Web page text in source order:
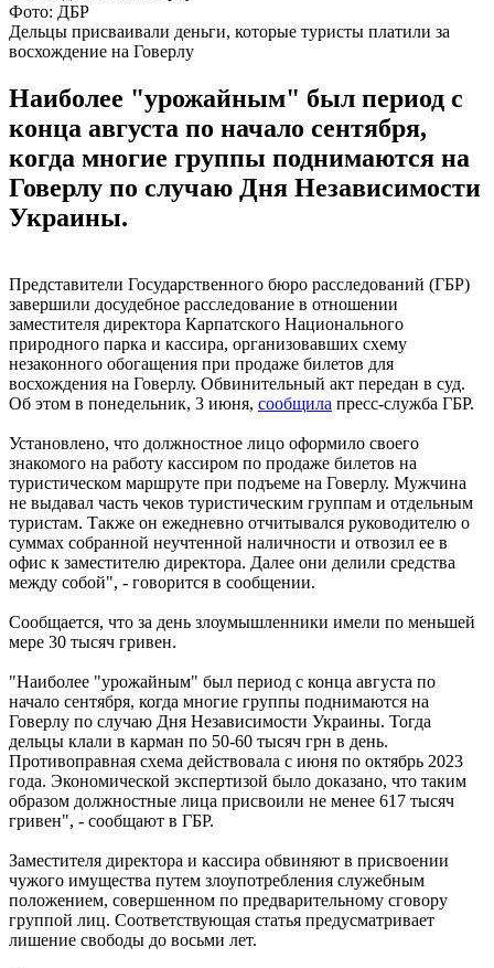
Фото: ДБР
Дельцы присваивали деньги, которые туристы платили за
восхождение на Говерлу
Наиболее "урожайным" был период с
конца августа по начало сентября,
когда многие группы поднимаются на
Говерлу по случаю Дня Независимости
Украины.
Представители Государственного бюро расследований (ГБР)
завершили досудебное расследование в отношении
заместителя директора Карпатского Национального
природного парка и кассира, организовавших схему
незаконного обогащения при продаже билетов для
восхождения на Говерлу. Обвинительный акт передан в суд.
Об этом в понедельник, 3 июня, сообщила пресс-служба ГБР.
Установлено, что должностное лицо оформило своего
знакомого на работу кассиром по продаже билетов на
туристическом маршруте при подъеме на Говерлу. Мужчина
не выдавал часть чеков туристическим группам и отдельным
туристам. Также он ежедневно отчитывался руководителю о
суммах собранной неучтенной наличности и отвозил ее в
офис к заместителю директора. Далее они делили средства
между собой", - говорится в сообщении.
Сообщается, что за день злоумышленники имели по меньшей
мере 30 тысяч гривен.
"Наиболее "урожайным" был период с конца августа по
начало сентября, когда многие группы поднимаются на
Говерлу по случаю Дня Независимости Украины. Тогда
дельцы клали в карман по 50-60 тысяч грн в день.
Противоправная схема действовала с июня по октябрь 2023
года. Экономической экспертизой было доказано, что таким
образом должностные лица присвоили не менее 617 тысяч
гривен", - сообщают в ГБР.
Заместителя директора и кассира обвиняют в присвоении
чужого имущества путем злоупотребления служебным
положением, совершенном по предварительному сговору
группой лиц. Соответствующая статья предусматривает
лишение свободы до восьми лет.